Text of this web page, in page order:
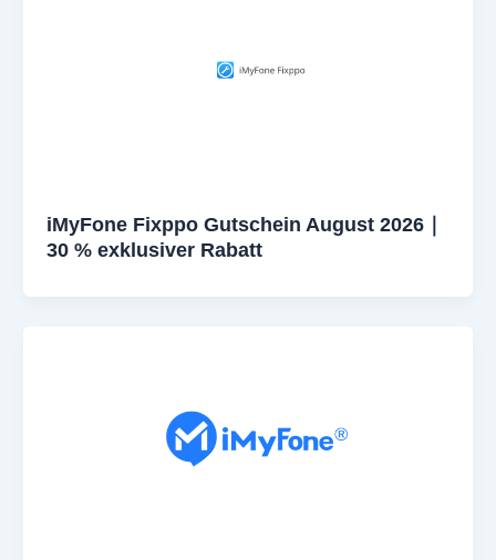
iMyFone Fixppo Gutschein August 2026｜
30 % exklusiver Rabatt